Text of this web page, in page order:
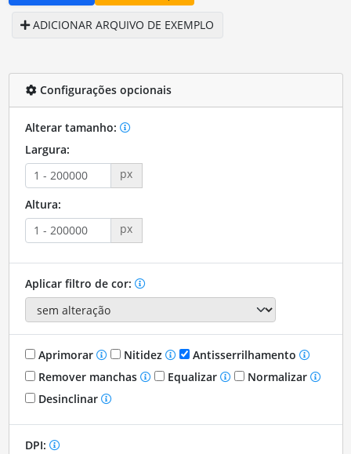
ADICIONAR ARQUIVO DE EXEMPLO
Configurações opcionais
Alterar tamanho:
Largura:
px
Altura:
px
Aplicar filtro de cor:
Aprimorar Nitidez
Antisserrilhamento
Remover manchas
Equalizar
Normalizar
Desinclinar
DPI: